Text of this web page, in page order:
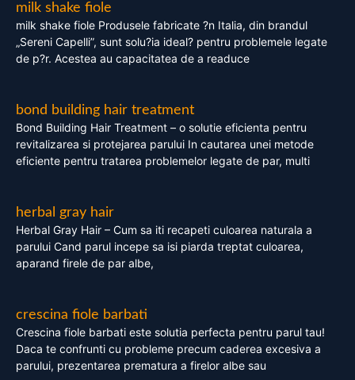
milk shake fiole
milk shake fiole Produsele fabricate ?n Italia, din brandul
„Sereni Capelli”, sunt solu?ia ideal? pentru problemele legate
de p?r. Acestea au capacitatea de a readuce
bond building hair treatment
Bond Building Hair Treatment – o solutie eficienta pentru
revitalizarea si protejarea parului In cautarea unei metode
eficiente pentru tratarea problemelor legate de par, multi
herbal gray hair
Herbal Gray Hair – Cum sa iti recapeti culoarea naturala a
parului Cand parul incepe sa isi piarda treptat culoarea,
aparand firele de par albe,
crescina fiole barbati
Crescina fiole barbati este solutia perfecta pentru parul tau!
Daca te confrunti cu probleme precum caderea excesiva a
parului, prezentarea prematura a firelor albe sau